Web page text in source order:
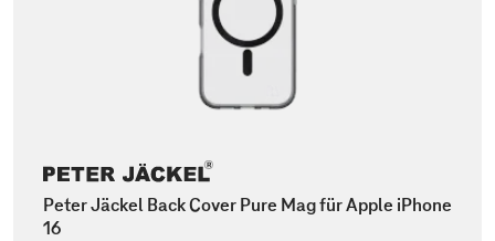
Peter Jäckel Back Cover Pure Mag für Apple iPhone
16